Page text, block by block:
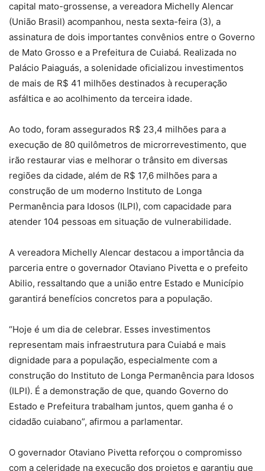
capital mato-grossense, a vereadora Michelly Alencar
(União Brasil) acompanhou, nesta sexta-feira (3), a
assinatura de dois importantes convênios entre o Governo
de Mato Grosso e a Prefeitura de Cuiabá. Realizada no
Palácio Paiaguás, a solenidade oficializou investimentos
de mais de R$ 41 milhões destinados à recuperação
asfáltica e ao acolhimento da terceira idade.
Ao todo, foram assegurados R$ 23,4 milhões para a
execução de 80 quilômetros de microrrevestimento, que
irão restaurar vias e melhorar o trânsito em diversas
regiões da cidade, além de R$ 17,6 milhões para a
construção de um moderno Instituto de Longa
Permanência para Idosos (ILPI), com capacidade para
atender 104 pessoas em situação de vulnerabilidade.
A vereadora Michelly Alencar destacou a importância da
parceria entre o governador Otaviano Pivetta e o prefeito
Abilio, ressaltando que a união entre Estado e Município
garantirá benefícios concretos para a população.
“Hoje é um dia de celebrar. Esses investimentos
representam mais infraestrutura para Cuiabá e mais
dignidade para a população, especialmente com a
construção do Instituto de Longa Permanência para Idosos
(ILPI). É a demonstração de que, quando Governo do
Estado e Prefeitura trabalham juntos, quem ganha é o
cidadão cuiabano”, afirmou a parlamentar.
O governador Otaviano Pivetta reforçou o compromisso
com a celeridade na execução dos projetos e garantiu que